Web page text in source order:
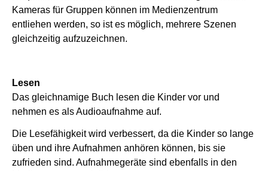
Kameras für Gruppen können im Medienzentrum
entliehen werden, so ist es möglich, mehrere Szenen
gleichzeitig aufzuzeichnen.
Lesen
Das gleichnamige Buch lesen die Kinder vor und
nehmen es als Audioaufnahme auf.
Die Lesefähigkeit wird verbessert, da die Kinder so lange
üben und ihre Aufnahmen anhören können, bis sie
zufrieden sind. Aufnahmegeräte sind ebenfalls in den